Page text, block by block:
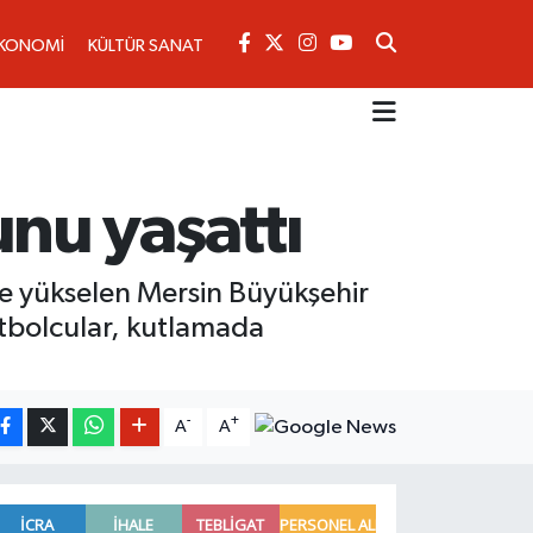
KÜLTÜR SANAT
yaşattı
yükselen Mersin Büyükşehir
kutlamada
A- A+